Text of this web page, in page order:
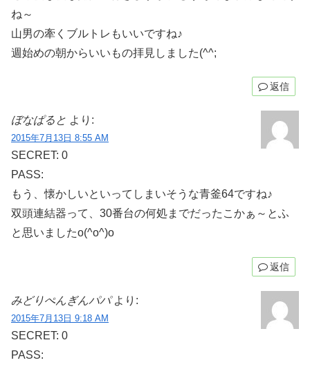
ね～
山男の牽くブルトレもいいですね♪
週始めの朝からいいもの拝見しました(^^;
返信
ぼなぱると より:
2015年7月13日 8:55 AM
SECRET: 0
PASS:
もう、懐かしいといってしまいそうな青釜64ですね♪
双頭連結器って、30番台の何処までだったこかぁ～とふ
と思いましたo(^o^)o
返信
みどりぺんぎんパパ より:
2015年7月13日 9:18 AM
SECRET: 0
PASS: